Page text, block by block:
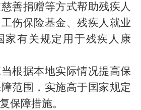
善捐赠等方式帮助残疾人
伤保险基金、残疾人就业
家有关规定用于残疾人康
根据本地实际情况提高保
范围，实施高于国家规定
保障措施。